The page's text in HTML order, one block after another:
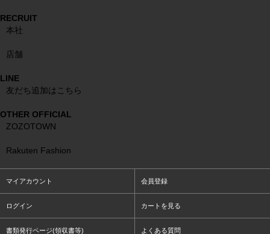
RECRUIT
本社
店舗
LINE
友だち追加はこちら
OTHER OFFICIAL
ZOZOTOWN
Rakuten Fashion
マイアカウント 会員登録
ログイン カートを見る
書類発行ページ(領収書等) よくある質問